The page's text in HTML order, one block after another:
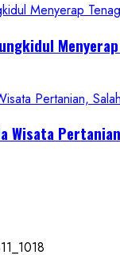
Menyerap
Pertanian,
Wisata